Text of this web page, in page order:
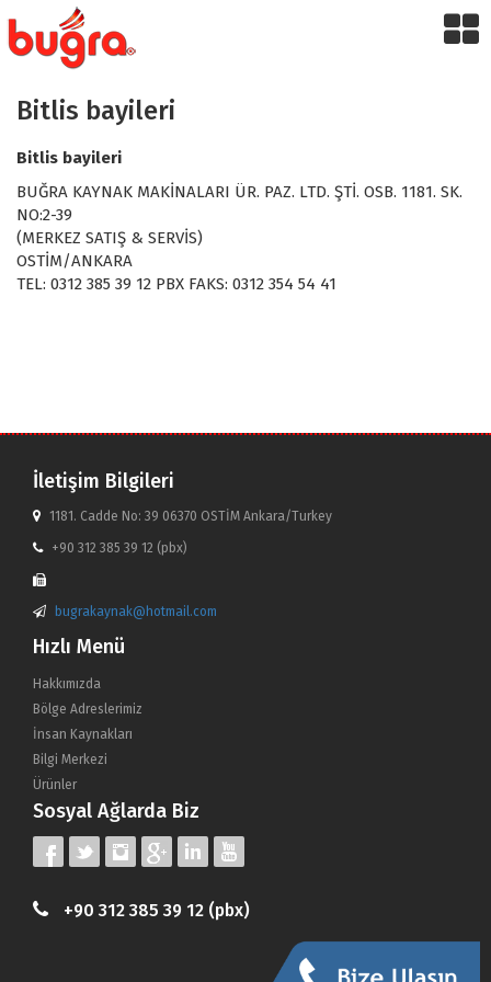
Bitlis bayileri
Bitlis bayileri
BUĞRA KAYNAK MAKİNALARI ÜR. PAZ. LTD. ŞTİ. OSB. 1181. SK.
NO:2-39
(MERKEZ SATIŞ & SERVİS)
OSTİM/ANKARA
TEL: 0312 385 39 12 PBX FAKS: 0312 354 54 41
İletişim Bilgileri
1181. Cadde No: 39 06370 OSTİM Ankara/Turkey
+90 312 385 39 12 (pbx)
bugrakaynak@hotmail.com
Hızlı Menü
Hakkımızda
Bölge Adreslerimiz
İnsan Kaynakları
Bilgi Merkezi
Ürünler
Sosyal Ağlarda Biz
+90 312 385 39 12 (pbx)